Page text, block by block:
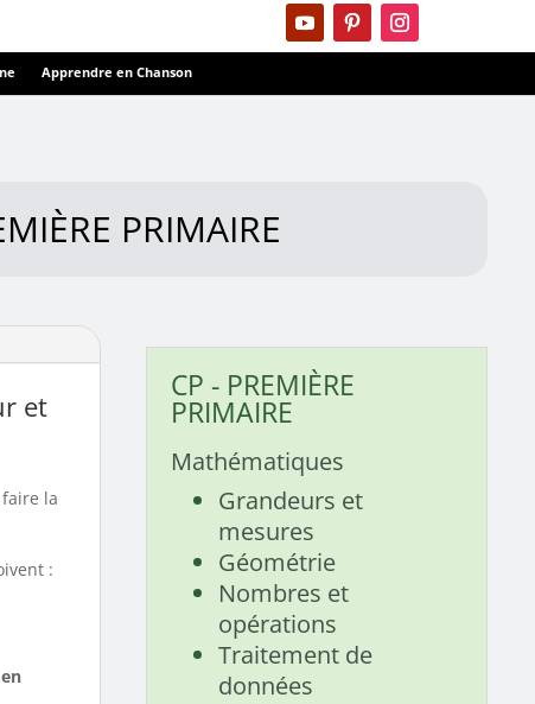
Apprendre en Chanson
PRIMAIRE
et
faire la
:
CP - PREMIÈRE
PRIMAIRE
Mathématiques
Grandeurs et
mesures
Géométrie
Nombres et
opérations
Traitement de
données